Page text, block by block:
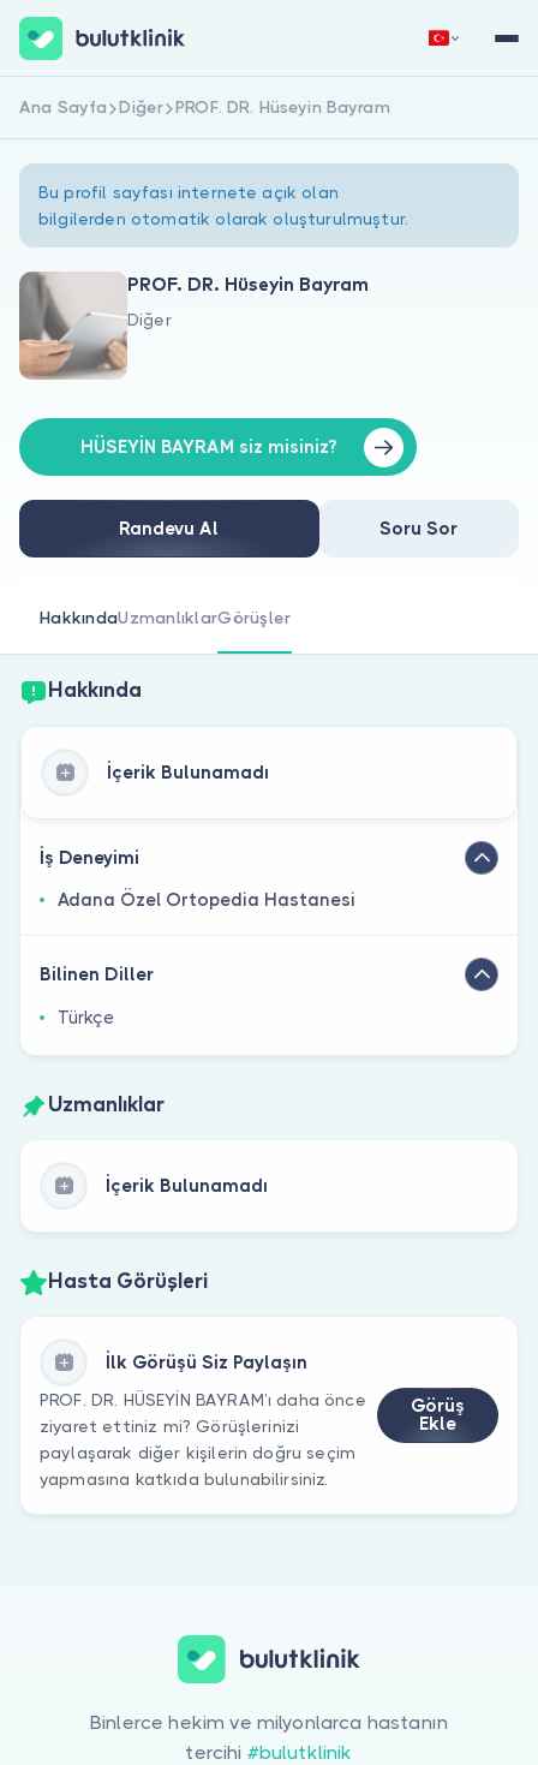
Hakkımızda
Doktorlar için
Doktor musunuz?
Hemen Kaydol Giriş Yap
Ana Sayfa Diğer PROF. DR. Hüseyin Bayram
Bu profil sayfası internete açık olan
bilgilerden otomatik olarak oluşturulmuştur.
PROF. DR. Hüseyin Bayram
Diğer
HÜSEYİN BAYRAM siz misiniz?
Randevu Al Soru Sor
HakkındaUzmanlıklarGörüşler
Hakkında
İçerik Bulunamadı
İş Deneyimi
Adana Özel Ortopedia Hastanesi
Bilinen Diller
Türkçe
Uzmanlıklar
İçerik Bulunamadı
Hasta Görüşleri
İlk Görüşü Siz Paylaşın
PROF. DR. HÜSEYİN BAYRAM’ı daha önce
ziyaret ettiniz mi? Görüşlerinizi
paylaşarak diğer kişilerin doğru seçim
yapmasına katkıda bulunabilirsiniz.
Görüş
Ekle
Binlerce hekim ve milyonlarca hastanın
tercihi #bulutklinik